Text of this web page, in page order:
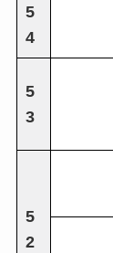
5
4
5
3
5
2